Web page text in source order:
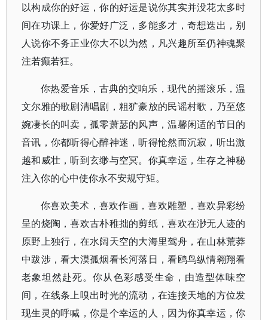
以构成你的好运，你的好运是说你其实并没花太多时
间在功课上，你爱好广泛，多能多才，奇想迭出，别
人说你不务正业你大不以为然，凡兴趣所至仍神魂聚
注若癫若狂。
你热爱音乐，古典的交响乐，现代的摇滚乐，温
文尔雅的歌剧清唱剧，粗犷豪放的民谣村歌，乃至悠
婉凄长的叫卖，孤零萧瑟的风声，温馨闲适的节日的
音讯，你都听得心醉神迷，听得怆然而沉寂，听出激
越和威壮，听到玄缈与空冥。你真幸运，生存之神秘
注入你的心中使你永不安规守矩。
你喜欢美术，喜欢作画，喜欢雕塑，喜欢异彩纷
呈的烧陶，喜欢古朴稚拙的剪纸，喜欢在渺无人迹的
原野上独行，在水阔天空的大海里驾舟，在山林荒莽
中跋涉，看大漠孤烟看长河落日，看鸥鸟纵情翱翔看
老象坦然赴死。你从色彩感受生命，由造型体味空
间，在线条上嗅出时光的流动，在连接天地的方位发
现生灵的呼喊，你是个幸运的人，因为你真幸运，你